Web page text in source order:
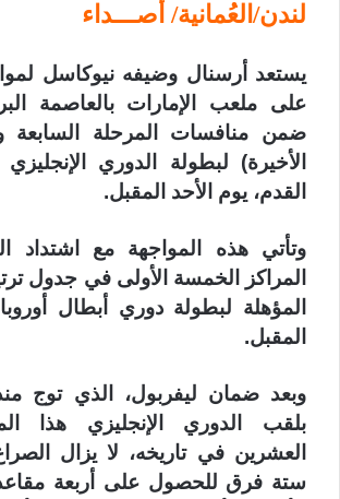
لندن/العُمانية/ أصـــداء
يستعد أرسنال وضيفه نيوكاسل
على ملعب الإمارات بالعاصمة
ضمن منافسات المرحلة السابعة
الأخيرة) لبطولة الدوري
القدم، يوم الأحد المقبل.
وتأتي هذه المواجهة مع اشتداد
المراكز الخمسة الأولى في جدول
المؤهلة لبطولة دوري أبطال
المقبل.
وبعد ضمان ليفربول، الذي توج
بلقب الدوري الإنجليزي هذا
العشرين في تاريخه، لا يزال
ستة فرق للحصول على أربعة